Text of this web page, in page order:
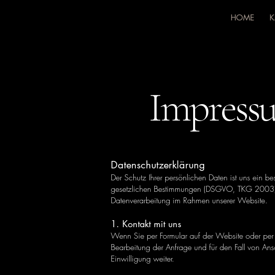
HOME
Datenschutzerklärung
Der Schutz Ihrer persönlichen Daten ist uns ein
gesetzlichen Bestimmungen (DSGVO, TKG
Datenverarbeitung im Rahmen unserer Website.
1. Kontakt mit uns
Wenn Sie per Formular auf der Website oder
Bearbeitung der Anfrage und für den Fall von
Einwilligung weiter.